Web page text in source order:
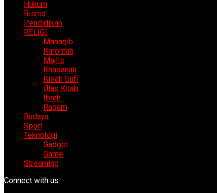
Hukum
Bisnis
Pendidikan
RELIGI
Manaqib
Karomah
Majlis
Khasanah
Kisah Sufi
Ulas Kitab
Ibrah
Ragam
Budaya
Sport
Teknologi
Gadget
Game
Streaming
Connect with us